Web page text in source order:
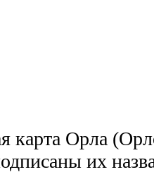
карта Орла
их